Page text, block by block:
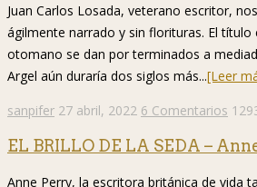
Juan Carlos Losada, veterano escritor,
ágilmente narrado y sin florituras. El
otomano se dan por terminados a
Argel aún duraría dos siglos más...[Leer
sanpifer 27 abril, 2022 6 Comentarios
EL BRILLO DE LA SEDA –
Anne Perry, la escritora británica de vida